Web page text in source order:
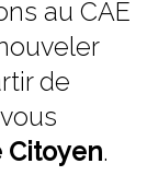
au CAE
de
Citoyen.